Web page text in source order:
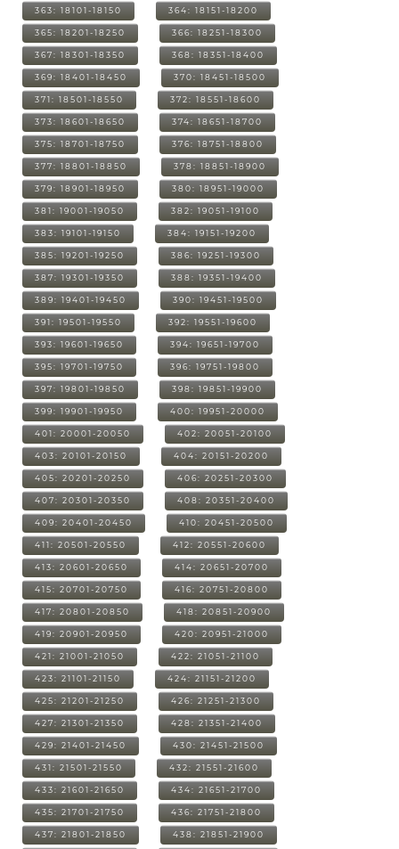
363: 18101-18150 364: 18151-18200
365: 18201-18250 366: 18251-18300
367: 18301-18350 368: 18351-18400
369: 18401-18450 370: 18451-18500
371: 18501-18550 372: 18551-18600
373: 18601-18650 374: 18651-18700
375: 18701-18750 376: 18751-18800
377: 18801-18850 378: 18851-18900
379: 18901-18950 380: 18951-19000
381: 19001-19050 382: 19051-19100
383: 19101-19150 384: 19151-19200
385: 19201-19250 386: 19251-19300
387: 19301-19350 388: 19351-19400
389: 19401-19450 390: 19451-19500
391: 19501-19550 392: 19551-19600
393: 19601-19650 394: 19651-19700
395: 19701-19750 396: 19751-19800
397: 19801-19850 398: 19851-19900
399: 19901-19950 400: 19951-20000
401: 20001-20050 402: 20051-20100
403: 20101-20150 404: 20151-20200
405: 20201-20250 406: 20251-20300
407: 20301-20350 408: 20351-20400
409: 20401-20450 410: 20451-20500
411: 20501-20550 412: 20551-20600
413: 20601-20650 414: 20651-20700
415: 20701-20750 416: 20751-20800
417: 20801-20850 418: 20851-20900
419: 20901-20950 420: 20951-21000
421: 21001-21050 422: 21051-21100
423: 21101-21150 424: 21151-21200
425: 21201-21250 426: 21251-21300
427: 21301-21350 428: 21351-21400
429: 21401-21450 430: 21451-21500
431: 21501-21550 432: 21551-21600
433: 21601-21650 434: 21651-21700
435: 21701-21750 436: 21751-21800
437: 21801-21850 438: 21851-21900